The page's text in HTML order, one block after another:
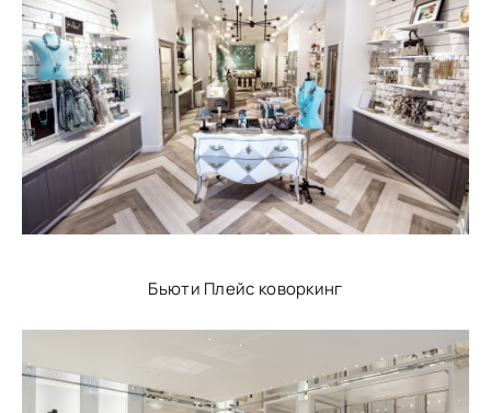
Бьюти Плейс коворкинг